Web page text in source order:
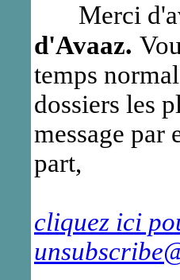
Merci
d'Avaaz.
temps
dossiers les
message par
part,
cliquez ici